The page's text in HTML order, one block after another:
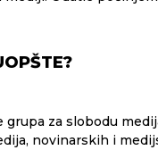
grupa za slobodu
novinarskih i